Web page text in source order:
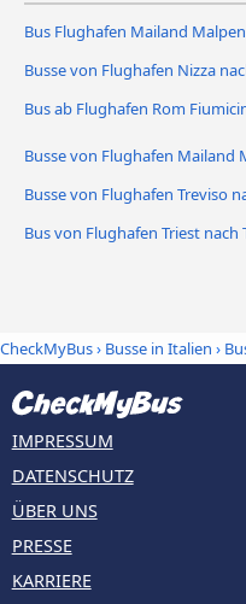
Bus Flughafen Mailand
Busse von Flughafen Nizza
Bus ab Flughafen Rom
Busse von Flughafen Mailand
Busse von Flughafen Treviso
Bus von Flughafen Triest nach
CheckMyBus› Busse in Italien ›
IMPRESSUM
DATENSCHUTZ
ÜBER UNS
PRESSE
KARRIERE